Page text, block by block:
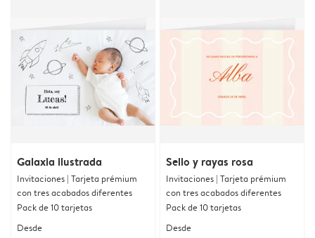
Galaxia ilustrada
Invitaciones | Tarjeta prémium
con tres acabados diferentes
Pack de 10 tarjetas
Desde
Sello y rayas rosa
Invitaciones | Tarjeta prémium
con tres acabados diferentes
Pack de 10 tarjetas
Desde